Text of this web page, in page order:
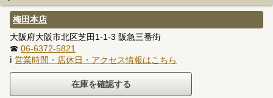
梅田本店
大阪府大阪市北区芝田1-1-3 阪急三番街
☎ 06-6372-5821
ℹ 営業時間・店休日・アクセス情報はこちら